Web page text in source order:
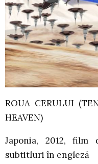
ROUA CERULUI
HEAVEN)
Japonia, 2012, film
subtitluri în engleză